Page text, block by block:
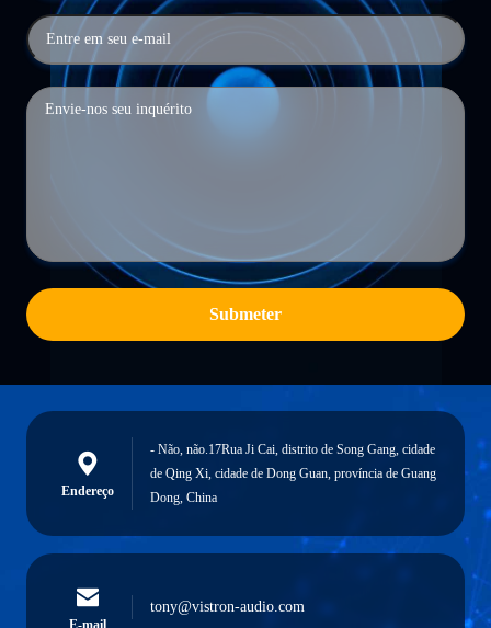
Submeter
Endereço
- Não, não.17Rua Ji Cai, distrito de Song Gang, cidade
de Qing Xi, cidade de Dong Guan, província de Guang
Dong, China
E-mail
tony@vistron-audio.com